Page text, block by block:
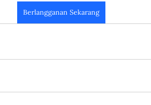
Berlangganan Sekarang